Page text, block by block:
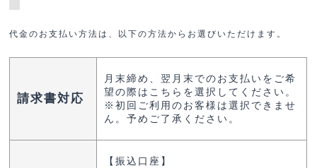
代金のお支払い方法は、以下の方法からお選びいただけます。
請求書対応
月末締め、翌月末でのお支払いをご希
望の際はこちらを選択してください。
※初回ご利用のお客様は選択できませ
ん。予めご了承ください。
【振込口座】